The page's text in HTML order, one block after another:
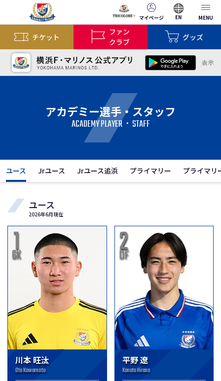
マイページ EN MENU
チケット
ファン
クラブ
グッズ
アカデミー選手・スタッフ
ACADEMY PLAYER・STAFF
ユース Jrユース Jrユース追浜 プライマリー プライマリ
ユース
2026年6月現在
1
GK
川本 旺汰
Ota Kawamoto
2
DF
平野 遼
Kanata Hirano